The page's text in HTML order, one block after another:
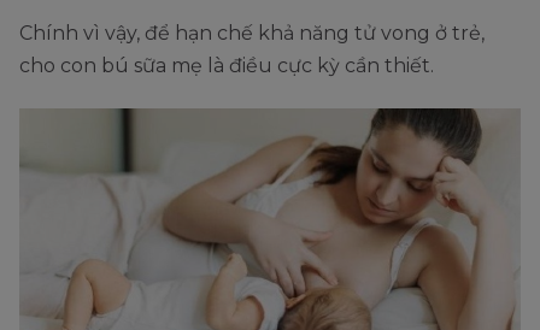
Chính vì vậy, để hạn chế khả năng tử vong ở trẻ,
cho con bú sữa mẹ là điều cực kỳ cần thiết.